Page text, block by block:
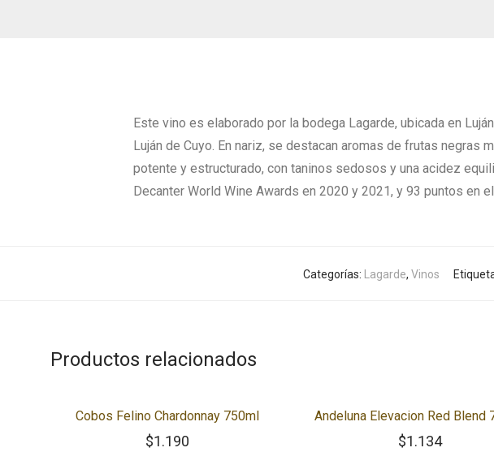
Este vino es elaborado por la bodega Lagarde, ubicada en
Luján de Cuyo. En nariz, se destacan aromas de frutas negras
potente y estructurado, con taninos sedosos y una acidez
Decanter World Wine Awards en 2020 y 2021, y 93 puntos en
Categorías: Lagarde, Vinos
Productos relacionados
Cobos Felino Chardonnay 750ml
$1.190
Andeluna Elevacion Red Blend
$1.134